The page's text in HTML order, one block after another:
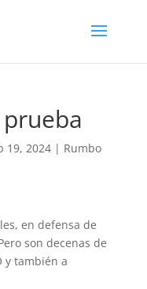
19, 2024| Rumbo
en defensa de
son decenas de
y también a